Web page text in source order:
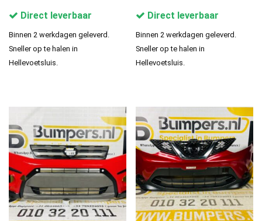
Direct leverbaar
Binnen 2 werkdagen geleverd.
Sneller op te halen in
Hellevoetsluis.
Direct leverbaar
Binnen 2 werkdagen geleverd.
Sneller op te halen in
Hellevoetsluis.